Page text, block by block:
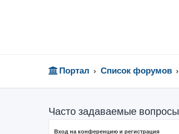
Портал Список форумов
Часто задаваемые вопросы
Вход на конференцию и регистрация